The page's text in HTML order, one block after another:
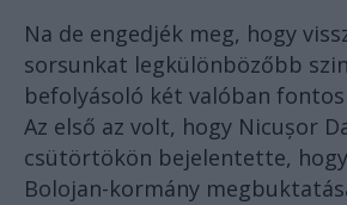
Na de engedjék meg, hogy
sorsunkat legkülönbözőbb
befolyásoló két valóban fontos
Az első az volt, hogy Nicușor
csütörtökön bejelentette,
Bolojan-kormány